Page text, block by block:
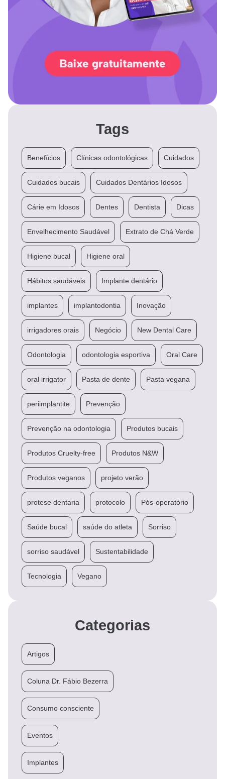
Tags
Benefícios Clínicas odontológicas Cuidados
Cuidados bucais Cuidados Dentários Idosos
Cárie em Idosos Dentes Dentista Dicas
Envelhecimento Saudável Extrato de Chá Verde
Higiene bucal Higiene oral
Hábitos saudáveis Implante dentário
implantes implantodontia Inovação
irrigadores orais Negócio New Dental Care
Odontologia odontologia esportiva Oral Care
oral irrigator Pasta de dente Pasta vegana
periimplantite Prevenção
Prevenção na odontologia Produtos bucais
Produtos Cruelty-free Produtos N&W
Produtos veganos projeto verão
protese dentaria protocolo Pós-operatório
Saúde bucal saúde do atleta Sorriso
sorriso saudável Sustentabilidade
Tecnologia Vegano
Categorias
Artigos
Coluna Dr. Fábio Bezerra
Consumo consciente
Eventos
Implantes